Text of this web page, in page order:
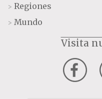
> Regiones
> Mundo
Visita